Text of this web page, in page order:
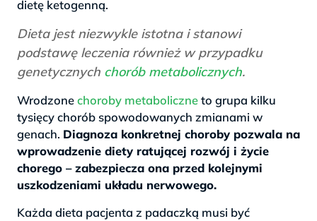
dietę ketogenną.
Dieta jest niezwykle istotna i stanowi
podstawę leczenia również w przypadku
genetycznych chorób metabolicznych.
Wrodzonechoroby metaboliczneto grupa kilku
tysięcy chorób spowodowanych zmianami w
genach. Diagnoza konkretnej choroby pozwala na
wprowadzenie diety ratującej rozwój i życie
chorego – zabezpiecza ona przed kolejnymi
uszkodzeniami układu nerwowego.
Każda dieta pacjenta z padaczką musi być